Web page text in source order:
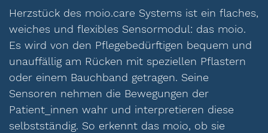
Herzstück des moio.care Systems ist ein flaches,
weiches und flexibles Sensormodul: das moio.
Es wird von den Pflegebedürftigen bequem und
unauffällig am Rücken mit speziellen Pflastern
oder einem Bauchband getragen. Seine
Sensoren nehmen die Bewegungen der
Patient_innen wahr und interpretieren diese
selbstständig. So erkennt das moio, ob sie